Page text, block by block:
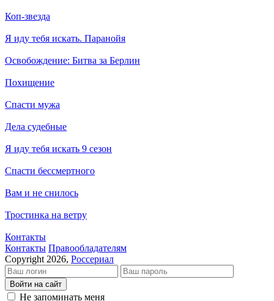
Коп-звезда
Я иду тебя искать. Паранойя
Освобождение: Битва за Берлин
Похищение
Спасти мужа
Дела судебные
Я иду тебя искать 9 сезон
Спасти бессмертного
Вам и не снилось
Тростинка на ветру
Контакты
Кон­так­ты Пра­во­об­ла­да­те­лям
Copyright 2026, Россериал
Войти на сайт
Не запоминать меня